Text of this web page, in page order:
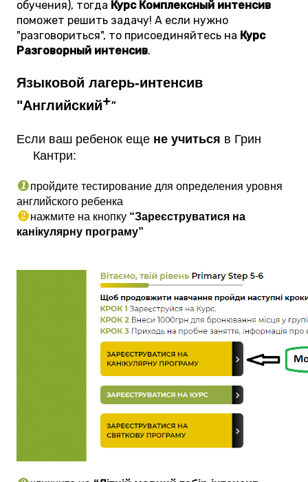
обучения), тогда Курс Комплексный интенсив
поможет решить задачу! А если нужно
"разговориться", то присоединяйтесь на Курс
Разговорный интенсив.
Языковой лагерь-интенсив
"Английский+"
Если ваш ребенок еще не учиться в Грин
Кантри:
пройдите тестирование для определения уровня
английского ребенка
нажмите на кнопку “Зареєструватися на
канікулярну програму”